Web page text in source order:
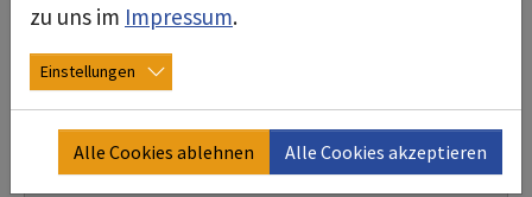
zu uns im Impressum.
Einstellungen
Alle Cookies ablehnen Alle Cookies akzeptieren